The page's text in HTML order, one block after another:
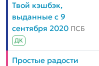
Твой кэшбэк,
выданные с 9
сентября 2020 ПСБ
ДК
Простые радости